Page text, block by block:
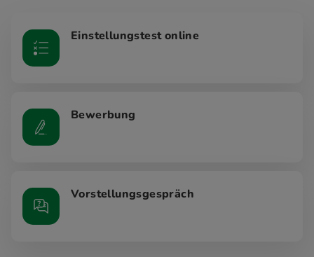
Einstellungstest online
Bewerbung
Vorstellungsgespräch